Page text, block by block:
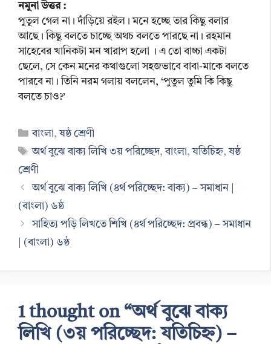
নমুনা উত্তর :
পুতুল গেল না। দাঁড়িয়ে রইল। মনে হচ্ছে তার কিছু বলার
আছে। কিছু বলতে চাচ্ছে অথচ বলতে পারছে না। রহমান
সাহেবের খানিকটা মন খারাপ হলো । এ তো বাচ্চা একটা
ছেলে, সে কেন মনের কথাগুলো সহজভাবে বাবা-মাকে বলতে
পারবে না। তিনি নরম গলায় বললেন, ‘পুতুল তুমি কি কিছু
বলতে চাও?’
Categories
বাংলা,ষষ্ঠ শ্রেণী
Tags
অর্থ বুঝে বাক্য লিখি ৩য় পরিচ্ছেদ,বাংলা,যতিচিহ্ন,ষষ্ঠ
শ্রেণী
অর্থ বুঝে বাক্য লিখি (৪র্থ পরিচ্ছেদ: বাক্য) – সমাধান |
(বাংলা) ৬ষ্ঠ
সাহিত্য পড়ি লিখতে শিখি (৪র্থ পরিচ্ছেদ: প্রবন্ধ) – সমাধান
| (বাংলা) ৬ষ্ঠ
1 thought on “অর্থ বুঝে বাক্য
লিখি (৩য় পরিচ্ছেদ: যতিচিহ্ন) –